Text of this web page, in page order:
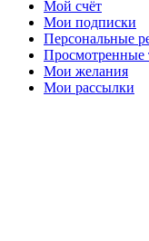
Мой счёт
Мои подписки
Персональные
Просмотренные
Мои желания
Мои рассылки